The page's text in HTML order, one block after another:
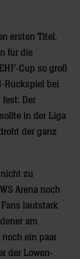
ersten Titel.
für die
Cup so groß
Rückspiel bei
Der
in der Liga
der ganz
zu
Arena noch
lautstark
am
ein paar
der Löwen-